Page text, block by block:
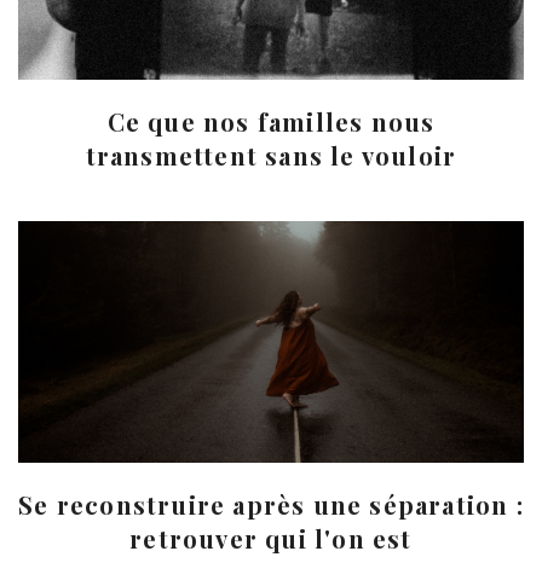
Ce que nos familles nous
transmettent sans le vouloir
Se reconstruire après une séparation :
retrouver qui l'on est